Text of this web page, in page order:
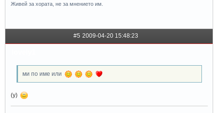
Живей за хората, не за мнението им.
#5 2009-04-20 15:48:23
ми по име или
(y)